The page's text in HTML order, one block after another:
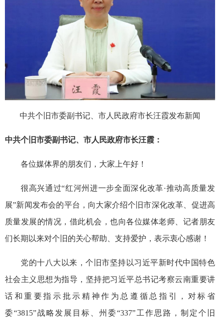
中共个旧市委副书记、市人民政府市长汪霞发布新闻
中共个旧市委副书记、市人民政府市长汪霞：
各位媒体界的朋友们，大家上午好！
很高兴通过“红河州进一步全面深化改革·推动高质量发
展”新闻发布会的平台，向大家介绍个旧市深化改革、促进高
质量发展的情况，借此机会，也向各位媒体老师、记者朋友
们长期以来对个旧的关心帮助、支持爱护，表示衷心感谢！
党的十八大以来，个旧市坚持以习近平新时代中国特色
社会主义思想为指导，坚持把习近平总书记考察云南重要讲
话和重要指示批示精神作为总遵循总指引，对标省
委“3815”战略发展目标、州委“337”工作思路，制定个旧